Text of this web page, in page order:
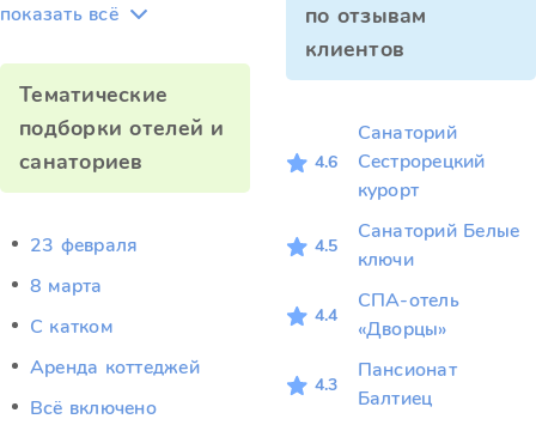
показать всё
Тематические
подборки отелей и
санаториев
23 февраля
8 марта
C катком
Аренда коттеджей
Всё включено
по отзывам
клиентов
4.6
Санаторий
Сестрорецкий
курорт
4.5
Санаторий Белые
ключи
4.4
СПА-отель
«Дворцы»
4.3
Пансионат
Балтиец